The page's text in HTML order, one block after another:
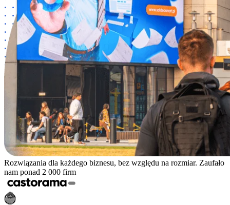
Rozwiązania dla każdego biznesu, bez względu na rozmiar. Zaufało
nam ponad 2 000 firm